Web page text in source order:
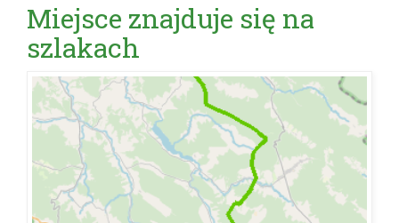
Miejsce znajduje się na
szlakach